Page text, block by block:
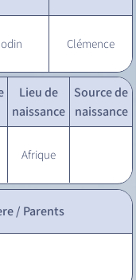
Clémence
Lieu de
naissance
Source de
naissance
Afrique
/ Parents